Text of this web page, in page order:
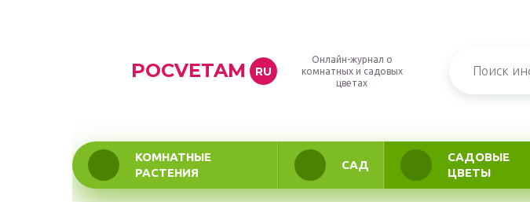
POCVETAM RU
Онлайн-журнал о
комнатных и садовых
цветах
КОМНАТНЫЕ
РАСТЕНИЯ
САД
САДОВЫЕ
ЦВЕТЫ